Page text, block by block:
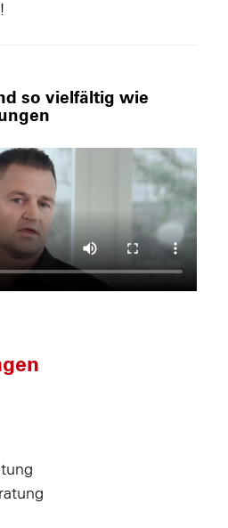
so vielfältig wie